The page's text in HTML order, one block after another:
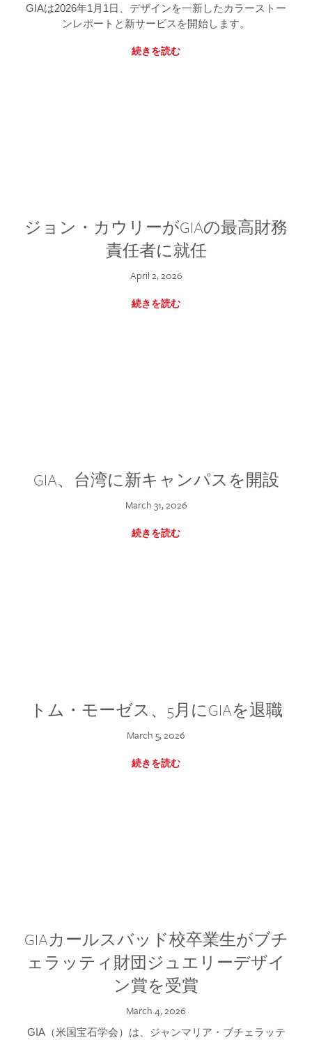
GIAは2026年1月1日、デザインを一新したカラーストー
ンレポートと新サービスを開始します。
続きを読む
ジョン・カウリーがGIAの最高財務
責任者に就任
April 2, 2026
続きを読む
GIA、台湾に新キャンパスを開設
March 31, 2026
続きを読む
トム・モーゼス、5月にGIAを退職
March 5, 2026
続きを読む
GIAカールスバッド校卒業生がブチ
ェラッティ財団ジュエリーデザイ
ン賞を受賞
March 4, 2026
GIA（米国宝石学会）は、ジャンマリア・ブチェラッテ